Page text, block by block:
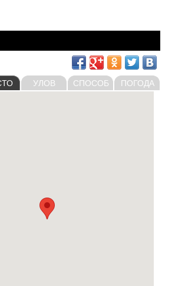
УЛОВ СПОСОБ ПОГОДА